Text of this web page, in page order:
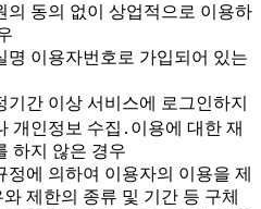
의 동의 없이 상업적으로 이용하
명 이용자번호로 가입되어 있는
기간 이상 서비스에 로그인하지
개인정보 수집․이용에 대한 재
하지 않은 경우
에 의하여 이용자의 이용을 제
제한의 종류 및 기간 등 구체